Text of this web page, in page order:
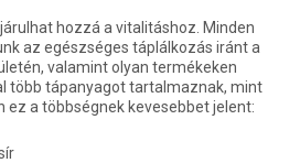
hozzá a vitalitáshoz. Minden
az egészséges táplálkozás iránt a
valamint olyan termékeken
több tápanyagot tartalmaznak, mint
ez a többségnek kevesebbet jelent: